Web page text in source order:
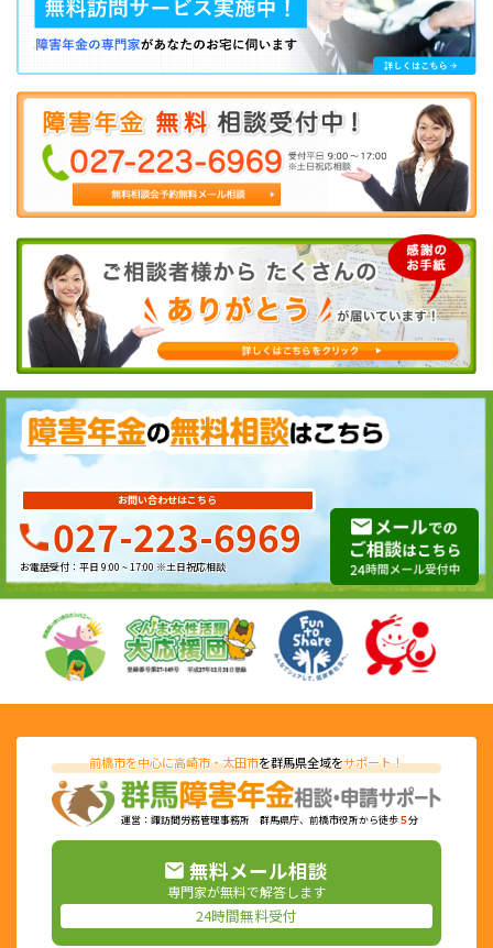
お問い合わせはこちら
027-223-6969
お電話受付：平日 9:00 ~ 17:00 ※土日祝応相談
前橋市を中心に高崎市・太田市を群馬県全域をサポート！
運営：諏訪間労務管理事務所 群馬県庁、前橋市役所から徒歩５分
無料メール相談
専門家が無料で解答します
24時間無料受付